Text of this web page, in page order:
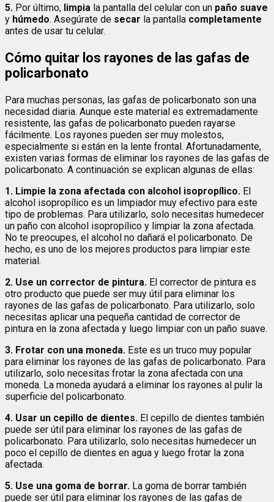
5. Por último, limpia la pantalla del celular con un paño suave
y húmedo. Asegúrate de secar la pantalla completamente
antes de usar tu celular.
Cómo quitar los rayones de las gafas de
policarbonato
Para muchas personas, las gafas de policarbonato son una
necesidad diaria. Aunque este material es extremadamente
resistente, las gafas de policarbonato pueden rayarse
fácilmente. Los rayones pueden ser muy molestos,
especialmente si están en la lente frontal. Afortunadamente,
existen varias formas de eliminar los rayones de las gafas de
policarbonato. A continuación se explican algunas de ellas:
1. Limpie la zona afectada con alcohol isopropílico. El
alcohol isopropílico es un limpiador muy efectivo para este
tipo de problemas. Para utilizarlo, solo necesitas humedecer
un paño con alcohol isopropílico y limpiar la zona afectada.
No te preocupes, el alcohol no dañará el policarbonato. De
hecho, es uno de los mejores productos para limpiar este
material.
2. Use un corrector de pintura. El corrector de pintura es
otro producto que puede ser muy útil para eliminar los
rayones de las gafas de policarbonato. Para utilizarlo, solo
necesitas aplicar una pequeña cantidad de corrector de
pintura en la zona afectada y luego limpiar con un paño suave.
3. Frotar con una moneda. Este es un truco muy popular
para eliminar los rayones de las gafas de policarbonato. Para
utilizarlo, solo necesitas frotar la zona afectada con una
moneda. La moneda ayudará a eliminar los rayones al pulir la
superficie del policarbonato.
4. Usar un cepillo de dientes. El cepillo de dientes también
puede ser útil para eliminar los rayones de las gafas de
policarbonato. Para utilizarlo, solo necesitas humedecer un
poco el cepillo de dientes en agua y luego frotar la zona
afectada.
5. Use una goma de borrar. La goma de borrar también
puede ser útil para eliminar los rayones de las gafas de